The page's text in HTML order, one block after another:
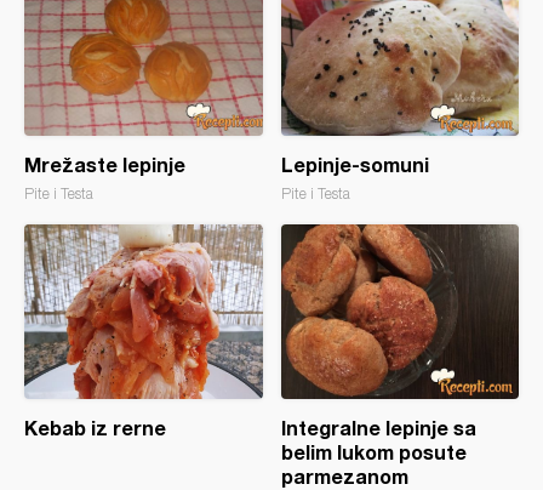
Mrežaste lepinje
Pite i Testa
Lepinje-somuni
Pite i Testa
Kebab iz rerne
Integralne lepinje sa
belim lukom posute
parmezanom